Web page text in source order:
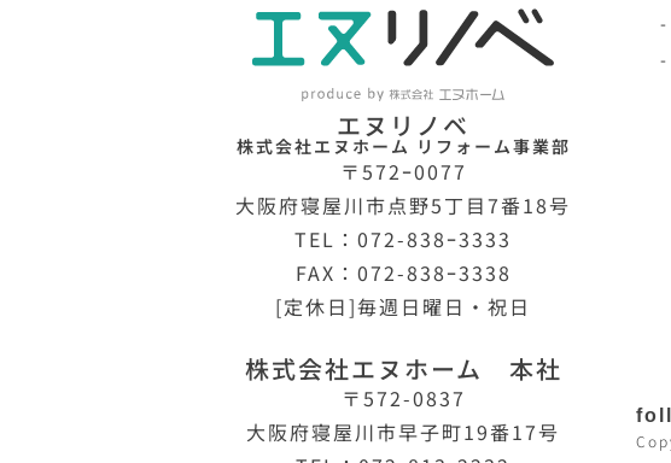
エヌリノベ
株式会社エヌホーム リフォーム事業部
〒572ｰ0077
大阪府寝屋川市点野5丁目7番18号
TEL：072-838ｰ3333
FAX：072-838ｰ3338
[定休日]毎週日曜日・祝日
株式会社エヌホーム 本社
〒572-0837
大阪府寝屋川市早子町19番17号
-
-